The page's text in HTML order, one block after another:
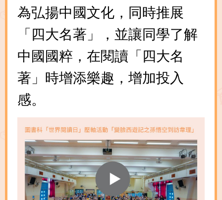
為弘揚中國文化，同時推展
「四大名著」，並讓同學了解
中國國粹，在閱讀「四大名
著」時增添樂趣，增加投入
感。